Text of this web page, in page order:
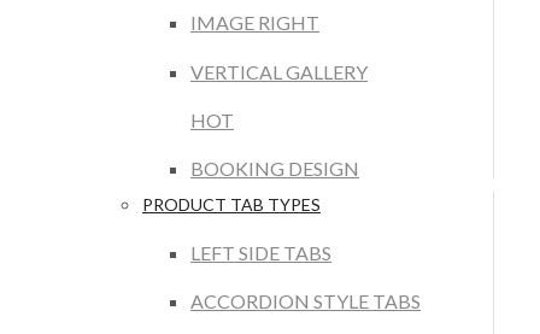
IMAGE RIGHT
VERTICAL GALLERY
HOT
BOOKING DESIGN
PRODUCT TAB TYPES
LEFT SIDE TABS
ACCORDION STYLE TABS